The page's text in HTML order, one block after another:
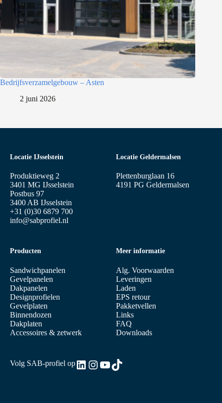
Bedrijfsverzamelgebouw – Asten
2 juni 2026
Locatie IJsselstein
Produktieweg 2
3401 MG IJsselstein
Postbus 97
3400 AB IJsselstein
+31 (0)30 6879 700
info@sabprofiel.nl
Producten
Sandwichpanelen
Gevelpanelen
Dakpanelen
Designprofielen
Gevelplaten
Binnendozen
Dakplaten
Accessoires & zetwerk
Meer informatie
Alg. Voorwaarden
Leveringen
Laden
EPS retour
Pakketvellen
Links
FAQ
Downloads
Locatie Geldermalsen
Plettenburglaan 16
4191 PG Geldermalsen
Volg SAB-profiel opLinkedIn
Instagram
YouTube
TikTok